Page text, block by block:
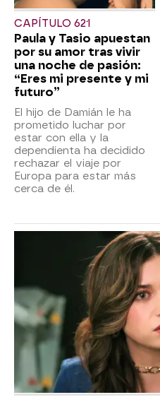
CAPÍTULO 621
Paula y Tasio apuestan
por su amor tras vivir
una noche de pasión:
“Eres mi presente y mi
futuro”
El hijo de Damián le ha
prometido luchar por
estar con ella y la
dependienta ha decidido
rechazar el viaje por
Europa para estar más
cerca de él.